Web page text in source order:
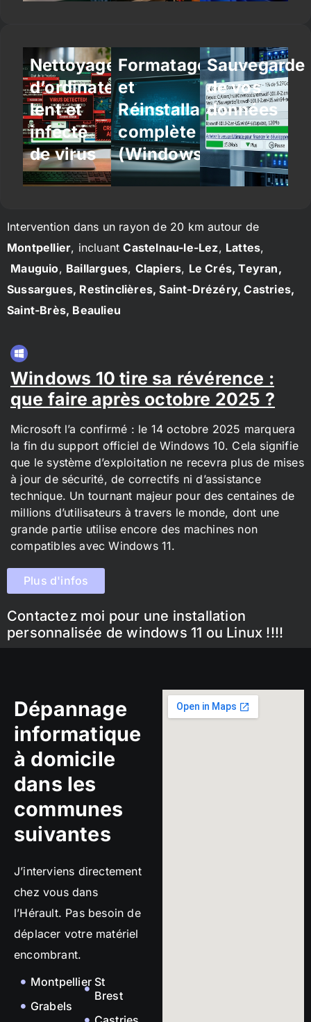
Nettoyage
d’ordinateur
lent et
infecté
de virus
Formatage
et
Réinstallation
complète
(Windows/Linux)
Sauvegarde
de vos
données
Intervention dans un rayon de 20 km autour de
Montpellier, incluantCastelnau-le-Lez, Lattes,
Mauguio, Baillargues, Clapiers, Le Crés, Teyran,
Sussargues, Restinclières, Saint-Drézéry, Castries,
Saint-Brès, Beaulieu
Windows 10 tire sa révérence :
que faire après octobre 2025 ?
Microsoft l’a confirmé : le 14 octobre 2025 marquera
la fin du support officiel de Windows 10. Cela signifie
que le système d’exploitation ne recevra plus de mises
à jour de sécurité, de correctifs ni d’assistance
technique. Un tournant majeur pour des centaines de
millions d’utilisateurs à travers le monde, dont une
grande partie utilise encore des machines non
compatibles avec Windows 11.
Plus d'infos
Contactez moi pour une installation
personnalisée de windows 11 ou Linux !!!!
Dépannage
informatique
à domicile
dans les
communes
suivantes
J’interviens directement
chez vous dans
l’Hérault. Pas besoin de
déplacer votre matériel
encombrant.
Montpellier
Grabels
St
Brest